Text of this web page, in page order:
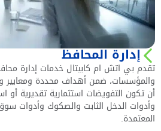
إدارة المحافظ
تقدم بي اتش ام كابيتال خدمات إدارة
والمؤسسات، ضمن أهداف محددة ومعايير
أن تكون التفويضات استثمارية تقديرية
وأدوات الدخل الثابت والصكوك وأدوات سوق
المعتمدة.